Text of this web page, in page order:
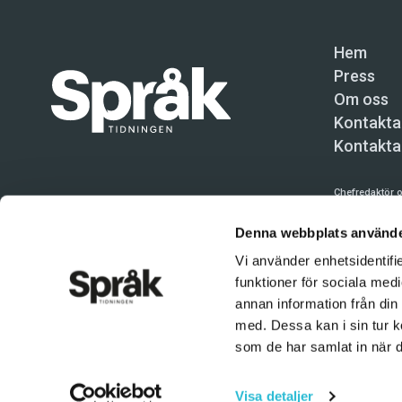
Denna webbplats
Vi använder
funktioner för sociala
annan information från
med. Dessa kan i sin tur
som de har samlat in när
Visa detaljer
Hem
Press
Om oss
Chefredaktör
Kundtjänst
Användning
tillåten.
©